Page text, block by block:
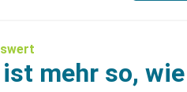
mehr so,